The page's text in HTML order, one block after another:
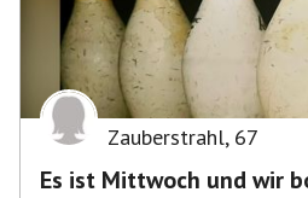
Zauberstrahl, 67
Es ist Mittwoch und wir